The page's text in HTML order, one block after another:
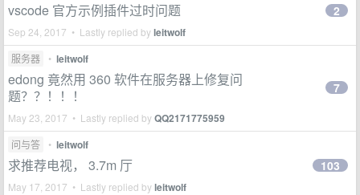
vscode 官方示例插件过时问题
Sep 24, 2017 • Lastly replied byleitwolf
2
服务器 • leitwolf
edong 竟然用 360 软件在服务器上修复问
题？？！！！
May 23, 2017 • Lastly replied byQQ2171775959
7
问与答 • leitwolf
求推荐电视， 3.7m 厅
May 17, 2017 • Lastly replied byleitwolf
103